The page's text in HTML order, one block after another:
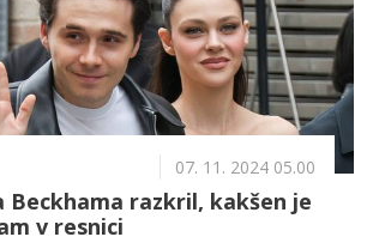
07. 11. 2024 05.00
Beckhama razkril, kakšen je
v resnici